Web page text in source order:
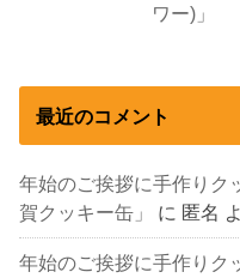
ワー)」
最近のコメント
年始のご挨拶に手作りク
賀クッキー缶」
に 匿名
年始のご挨拶に手作りク